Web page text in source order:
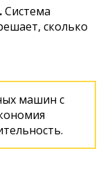
Система
сколько
машин с